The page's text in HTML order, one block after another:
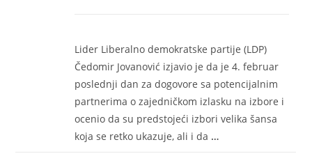
Lider Liberalno demokratske partije (LDP)
Čedomir Jovanović izjavio je da je 4. februar
poslednji dan za dogovore sa potencijalnim
partnerima o zajedničkom izlasku na izbore i
ocenio da su predstojeći izbori velika šansa
koja se retko ukazuje, ali i da …